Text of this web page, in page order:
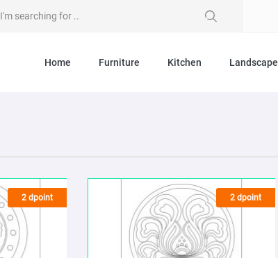
Home Furniture Kitchen Landscape
2 dpoint 2 dpoint